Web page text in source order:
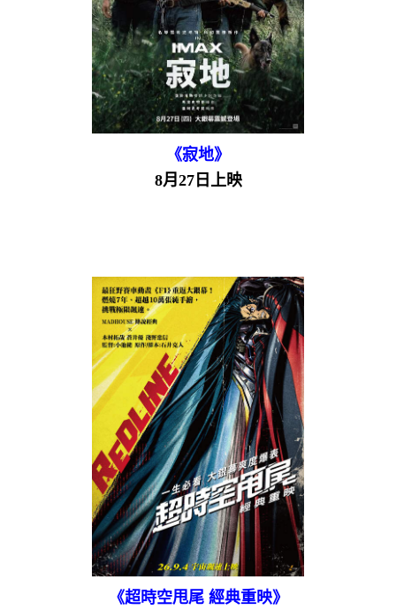
《寂地》
8月27日上映
《超時空甩尾 經典重映》